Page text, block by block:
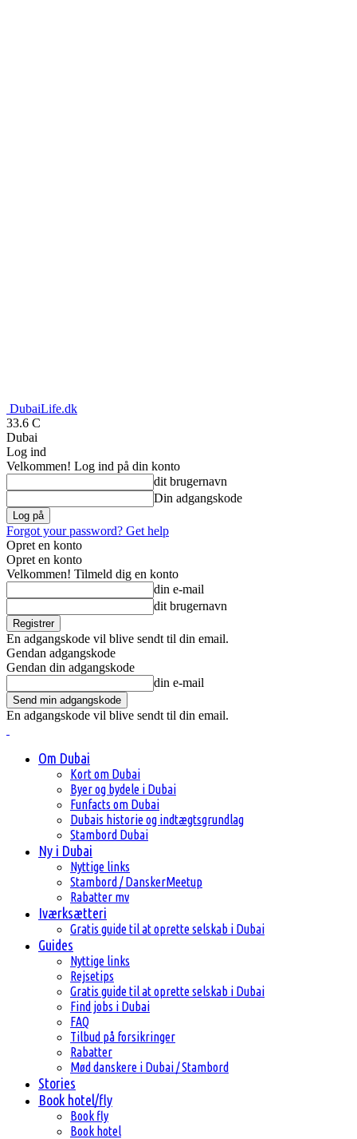
DubaiLife.dk
33.6 C
Dubai
Log ind
Velkommen! Log ind på din konto
dit brugernavn
Din adgangskode
Forgot your password? Get help
Opret en konto
Opret en konto
Velkommen! Tilmeld dig en konto
din e-mail
dit brugernavn
En adgangskode vil blive sendt til din email.
Gendan adgangskode
Gendan din adgangskode
din e-mail
En adgangskode vil blive sendt til din email.
Om Dubai
Kort om Dubai
Byer og bydele i Dubai
Funfacts om Dubai
Dubais historie og indtægtsgrundlag
Stambord Dubai
Ny i Dubai
Nyttige links
Stambord / DanskerMeetup
Rabatter mv
Iværksætteri
Gratis guide til at oprette selskab i Dubai
Guides
Nyttige links
Rejsetips
Gratis guide til at oprette selskab i Dubai
Find jobs i Dubai
FAQ
Tilbud på forsikringer
Rabatter
Mød danskere i Dubai / Stambord
Stories
Book hotel/fly
Book fly
Book hotel